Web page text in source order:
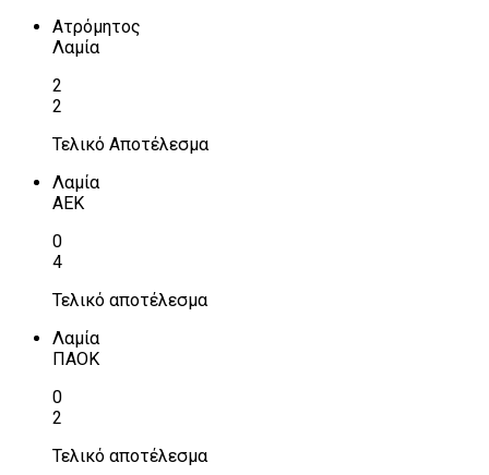
Ατρόμητος
Λαμία
2
2
Τελικό Αποτέλεσμα
Λαμία
ΑΕΚ
0
4
Τελικό αποτέλεσμα
Λαμία
ΠΑΟΚ
0
2
Τελικό αποτέλεσμα